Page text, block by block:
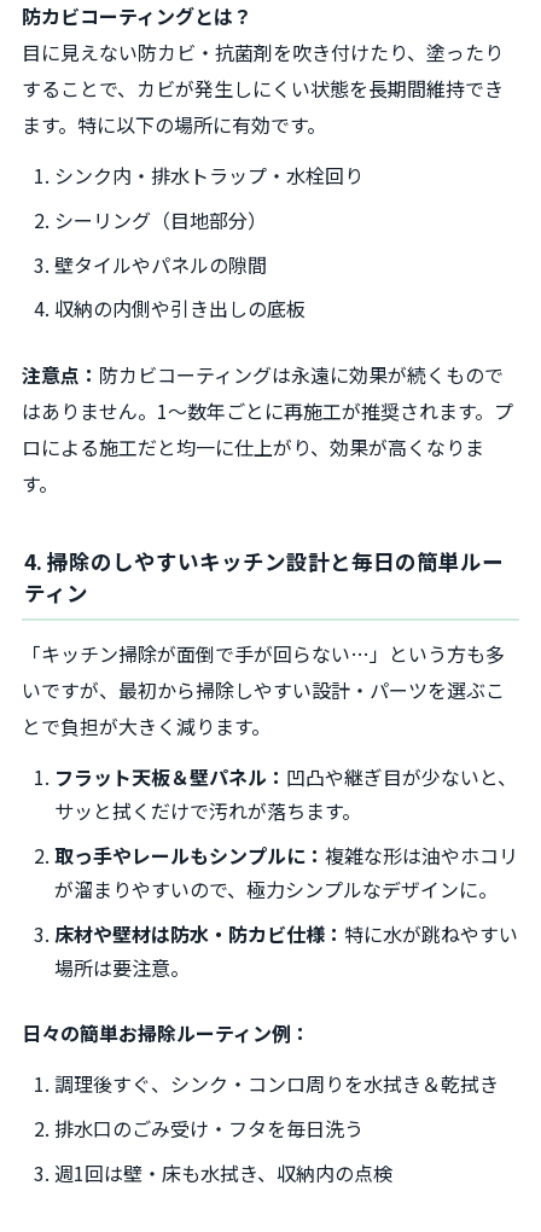
防カビコーティングとは？
目に見えない防カビ・抗菌剤を吹き付けたり、塗ったり
することで、カビが発生しにくい状態を長期間維持でき
ます。特に以下の場所に有効です。
シンク内・排水トラップ・水栓回り
シーリング（目地部分）
壁タイルやパネルの隙間
収納の内側や引き出しの底板
注意点： 防カビコーティングは永遠に効果が続くもので
はありません。1〜数年ごとに再施工が推奨されます。プ
ロによる施工だと均一に仕上がり、効果が高くなりま
す。
4. 掃除のしやすいキッチン設計と毎日の簡単ルー
ティン
「キッチン掃除が面倒で手が回らない…」という方も多
いですが、最初から掃除しやすい設計・パーツを選ぶこ
とで負担が大きく減ります。
フラット天板＆壁パネル： 凹凸や継ぎ目が少ないと、
サッと拭くだけで汚れが落ちます。
取っ手やレールもシンプルに：複雑な形は油やホコリ
が溜まりやすいので、極力シンプルなデザインに。
床材や壁材は防水・防カビ仕様： 特に水が跳ねやすい
場所は要注意。
日々の簡単お掃除ルーティン例：
調理後すぐ、シンク・コンロ周りを水拭き＆乾拭き
排水口のごみ受け・フタを毎日洗う
週1回は壁・床も水拭き、収納内の点検